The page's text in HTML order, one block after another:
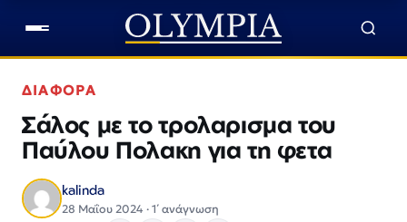
ΔΙΑΦΟΡΑ
Σάλος με το τρολαρισμα του
Παύλου Πολακη για τη φετα
kalinda
28 Μαΐου 2024 · 1΄ ανάγνωση